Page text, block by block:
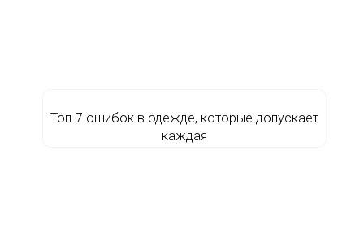
Топ-7 ошибок в одежде, которые допускает
каждая